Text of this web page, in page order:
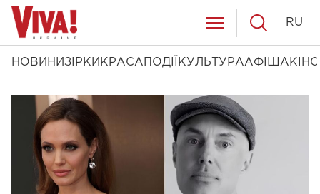
НОВИНИ ЗІРКИ КРАСА ПОДІЇ КУЛЬТУРААФІША КІНО
RU